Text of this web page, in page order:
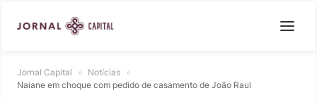
Jornal Capital » Notícias »
Naiane em choque com pedido de casamento de João Raul